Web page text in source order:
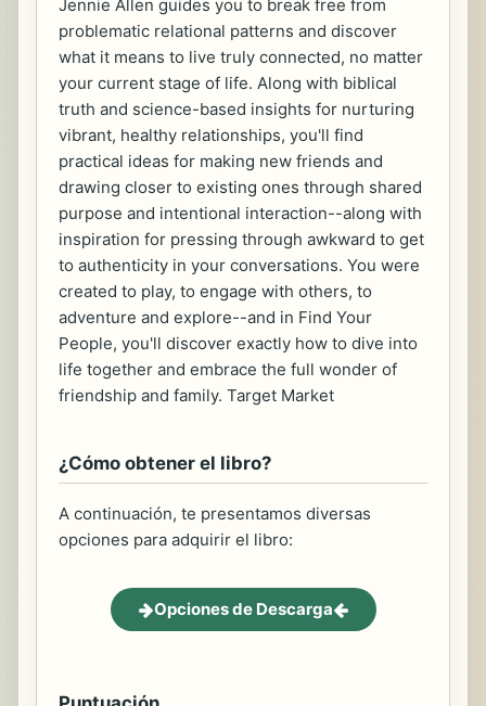
Jennie Allen guides you to break free from
problematic relational patterns and discover
what it means to live truly connected, no matter
your current stage of life. Along with biblical
truth and science-based insights for nurturing
vibrant, healthy relationships, you'll find
practical ideas for making new friends and
drawing closer to existing ones through shared
purpose and intentional interaction--along with
inspiration for pressing through awkward to get
to authenticity in your conversations. You were
created to play, to engage with others, to
adventure and explore--and in Find Your
People, you'll discover exactly how to dive into
life together and embrace the full wonder of
friendship and family. Target Market
¿Cómo obtener el libro?
A continuación, te presentamos diversas
opciones para adquirir el libro:
Opciones de Descarga